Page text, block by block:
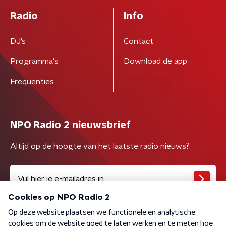
Radio
DJ’s
Programma's
Frequenties
Info
Contact
Download de app
NPO Radio 2 nieuwsbrief
Altijd op de hoogte van het laatste radio nieuws?